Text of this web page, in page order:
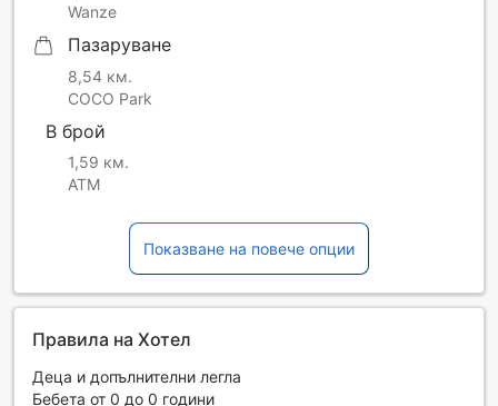
Wanze
Пазаруване
8,54 км.
COCO Park
В брой
1,59 км.
ATM
Показване на повече опции
Правила на Хотел
Деца и допълнителни легла
Бебета от 0 до 0 години